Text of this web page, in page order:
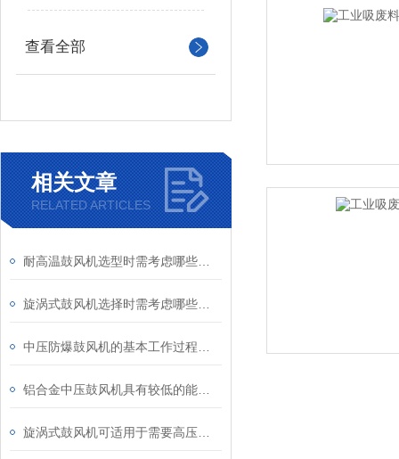
查看全部
相关文章
RELATED ARTICLES